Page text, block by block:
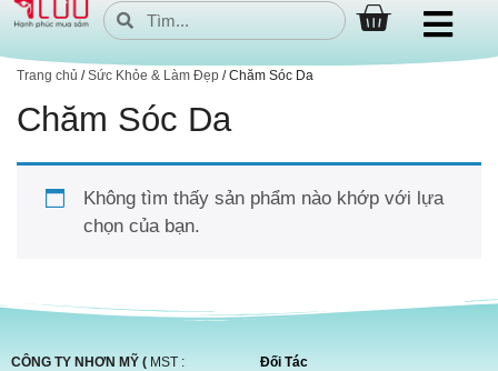
Trang chủ /Sức Khỏe & Làm Đẹp / Chăm Sóc Da
Chăm Sóc Da
Không tìm thấy sản phẩm nào khớp với lựa
chọn của bạn.
CÔNG TY NHƠN MỸ ( MST :
Đối Tác